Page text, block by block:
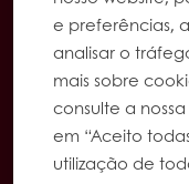
e preferências,
analisar o
mais sobre
consulte a nossa
em “Aceito
utilização de